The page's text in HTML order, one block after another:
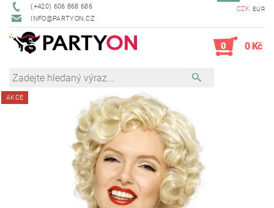
(+420) 606 868 686
INFO@PARTYON.CZ
CZK EUR
0 0 Kč
AKCE